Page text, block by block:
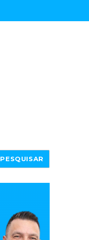
PESQUISAR